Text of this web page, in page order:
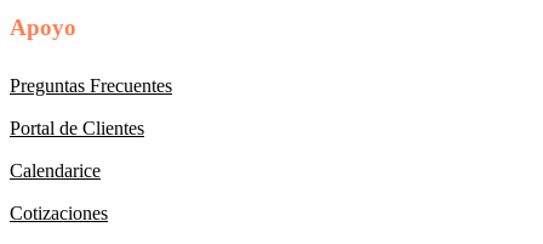
Apoyo
Preguntas Frecuentes
Portal de Clientes
Calendarice
Cotizaciones